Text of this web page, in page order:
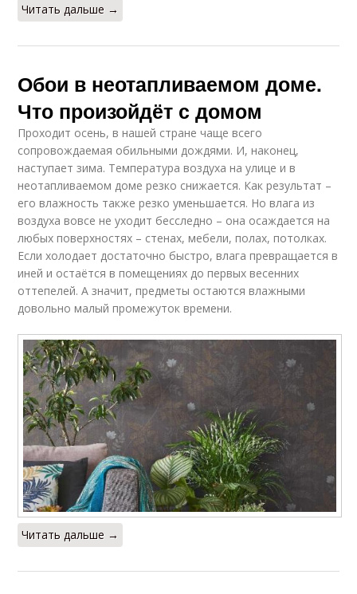
Читать дальше →
Обои в неотапливаемом доме.
Что произойдёт с домом
Проходит осень, в нашей стране чаще всего
сопровождаемая обильными дождями. И, наконец,
наступает зима. Температура воздуха на улице и в
неотапливаемом доме резко снижается. Как результат –
его влажность также резко уменьшается. Но влага из
воздуха вовсе не уходит бесследно – она осаждается на
любых поверхностях – стенах, мебели, полах, потолках.
Если холодает достаточно быстро, влага превращается в
иней и остаётся в помещениях до первых весенних
оттепелей. А значит, предметы остаются влажными
довольно малый промежуток времени.
Читать дальше →